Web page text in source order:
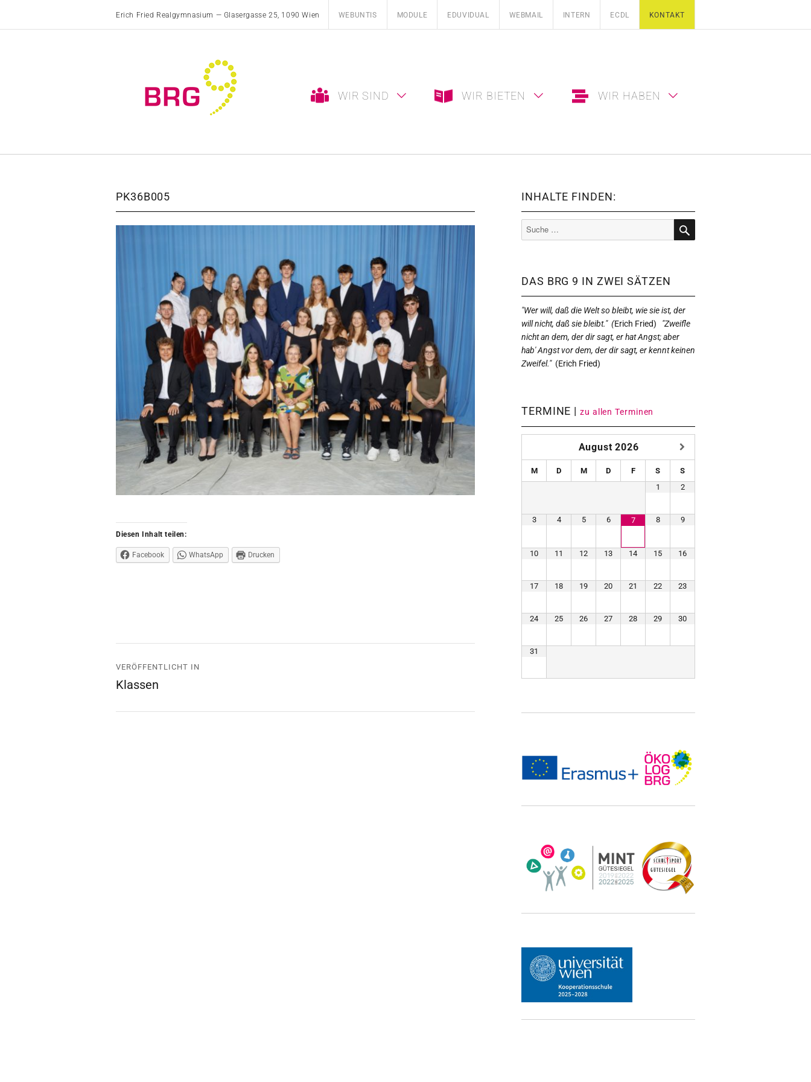
Erich Fried Realgymnasium — Glasergasse 25, 1090 Wien WEBUNTIS MODULE EDUVIDUAL WEBMAIL INTERN ECDL KONTAKT
WIR SIND WIR BIETEN WIR HABEN
PK36B005
Diesen Inhalt teilen:
Facebook WhatsApp Drucken
Navigation
VERÖFFENTLICHT IN
Klassen
INHALTE FINDEN:
Suche
nach:
SUCHE
DAS BRG 9 IN ZWEI SÄTZEN
"Wer will, daß die Welt so bleibt, wie sie ist, der
will nicht, daß sie bleibt." (Erich Fried)
"Zweifle
nicht an dem, der dir sagt, er hat Angst; aber
hab' Angst vor dem, der dir sagt, er kennt keinen
Zweifel."(Erich Fried)
TERMINE | zu allen Terminen
August 2026
M D M D F S
S
1
2
3 4 5 6 7 8 9
10 11 12 13 14 15 16
17 18 19 20 21 22 23
24 25 26 27 28 29 30
31